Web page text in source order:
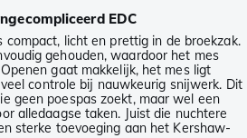
EDC
compact, licht en prettig in de broekzak.
gehouden, waardoor het mes
gaat makkelijk, het mes ligt
controle bij nauwkeurig snijwerk. Dit
geen poespas zoekt, maar wel een
alledaagse taken. Juist die nuchtere
sterke toevoeging aan het Kershaw-